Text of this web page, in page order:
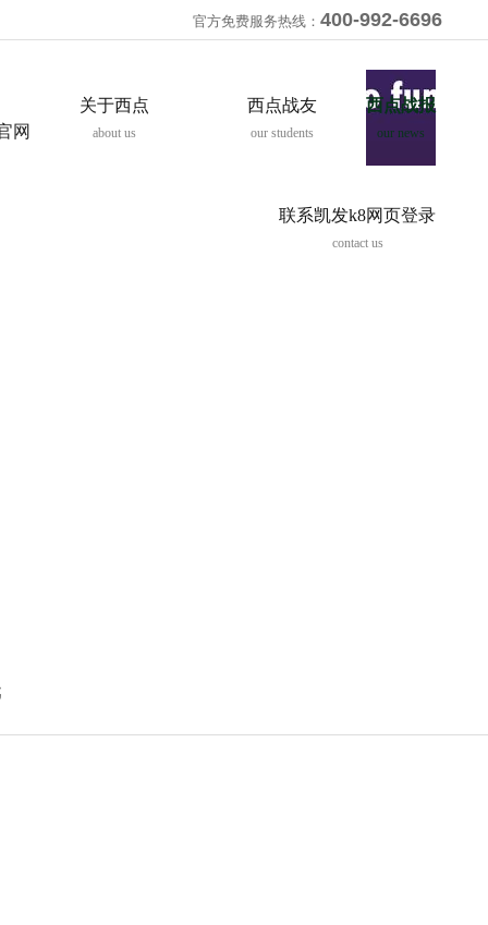
官方免费服务热线： 400-992-6696
网
关于西点
about us
西点战友
our students
西点战报
our news
联系凯发k8网页登录
contact us